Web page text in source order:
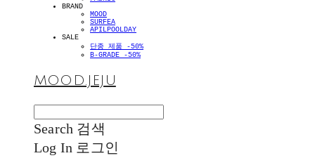
BRAND
MOOD
SURFEA
APILPOOLDAY
SALE
단종 제품 -50%
B-GRADE -50%
MOOD.JEJU
Search 검색
Log In 로그인